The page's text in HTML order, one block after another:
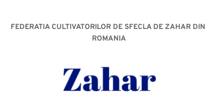
FEDERATIA CULTIVATORILOR DE SFECLA DE ZAHAR DIN
ROMANIA